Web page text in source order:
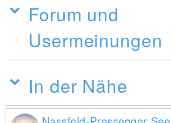
Forum und
Usermeinungen
In der Nähe